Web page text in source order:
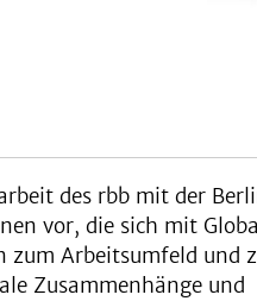
des rbb mit der
vor, die sich mit
zum Arbeitsumfeld und
Zusammenhänge und